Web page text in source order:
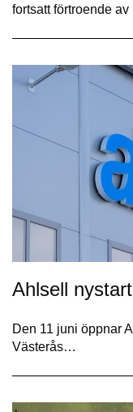
fortsatt förtroende
Ahlsell
Den 11 juni öppnar
Västerås…